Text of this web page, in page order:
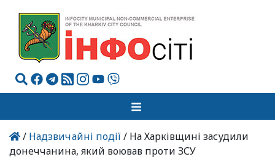
/ Надзвичайні події / На Харківщині засудили
донеччанина, який воював проти ЗСУ